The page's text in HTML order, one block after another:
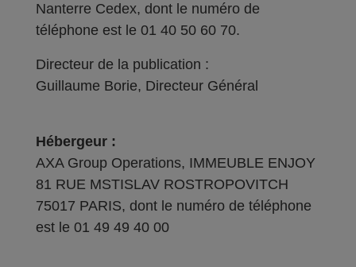
Nanterre Cedex, dont le numéro de
téléphone est le 01 40 50 60 70.
Directeur de la publication :
Guillaume Borie, Directeur Général
Hébergeur :
AXA Group Operations, IMMEUBLE ENJOY
81 RUE MSTISLAV ROSTROPOVITCH
75017 PARIS, dont le numéro de téléphone
est le 01 49 49 40 00